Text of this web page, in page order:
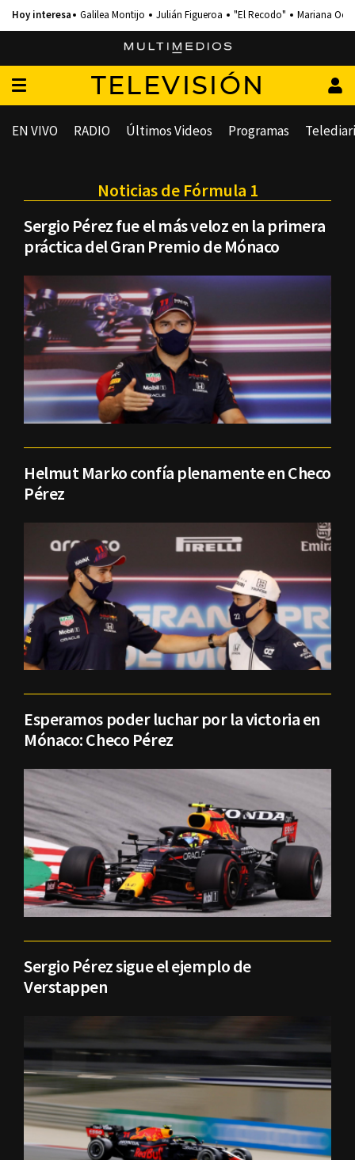
Galilea Montijo Julián Figueroa "El Recodo" Mariana
TELEVISIÓN
EN VIVO RADIO Últimos Videos Programas
Noticias de Fórmula 1
Sergio Pérez fue el más veloz en la primera
práctica del Gran Premio de Mónaco
Helmut Marko confía plenamente en Checo
Pérez
Esperamos poder luchar por la victoria en
Mónaco: Checo Pérez
Sergio Pérez sigue el ejemplo de
Verstappen